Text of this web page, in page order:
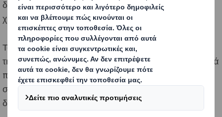
διακυβέρνηση και οι οποίες επικαιροποιούνται κάθε
χρόνο.
Τον Ιανουάριο του 2025, ενταχθήκαμε στην οικογένεια
της International Paper, δημιουργώντας μια πραγματικά
παγκόσμια ηγέτιδα εταιρεία στις βιώσιμες λύσεις
συσκευασίας. Μαζί παραμένουμε προσηλωμένοι στη
δημιουργία ενός πιο βιώσιμου μέλλοντος.